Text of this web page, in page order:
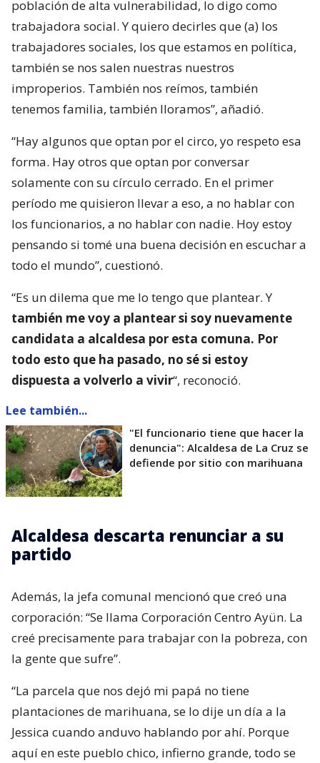
población de alta vulnerabilidad, lo digo como
trabajadora social. Y quiero decirles que (a) los
trabajadores sociales, los que estamos en política,
también se nos salen nuestras nuestros
improperios. También nos reímos, también
tenemos familia, también lloramos”, añadió.
“Hay algunos que optan por el circo, yo respeto esa
forma. Hay otros que optan por conversar
solamente con su círculo cerrado. En el primer
período me quisieron llevar a eso, a no hablar con
los funcionarios, a no hablar con nadie. Hoy estoy
pensando si tomé una buena decisión en escuchar a
todo el mundo”, cuestionó.
“Es un dilema que me lo tengo que plantear. Y
también me voy a plantear si soy nuevamente
candidata a alcaldesa por esta comuna. Por
todo esto que ha pasado, no sé si estoy
dispuesta a volverlo a vivir“, reconoció.
Lee también...
"El funcionario tiene que hacer la
denuncia": Alcaldesa de La Cruz se
defiende por sitio con marihuana
Alcaldesa descarta renunciar a su
partido
Además, la jefa comunal mencionó que creó una
corporación: “Se llama Corporación Centro Ayün. La
creé precisamente para trabajar con la pobreza, con
la gente que sufre”.
“La parcela que nos dejó mi papá no tiene
plantaciones de marihuana, se lo dije un día a la
Jessica cuando anduvo hablando por ahí. Porque
aquí en este pueblo chico, infierno grande, todo se